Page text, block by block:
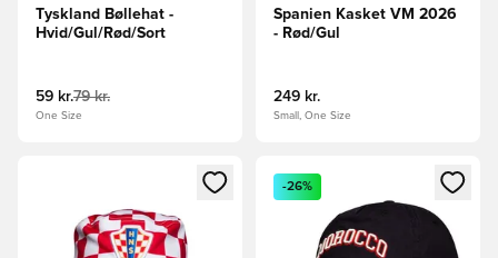
Tyskland Bøllehat -
Hvid/Gul/Rød/Sort
59 kr.79 kr.
One Size
Spanien Kasket VM 2026
- Rød/Gul
249 kr.
Small, One Size
Åbner en Modal til at logge ind eller tilmelde dig som
Åbner en Modal til at logge
-26%